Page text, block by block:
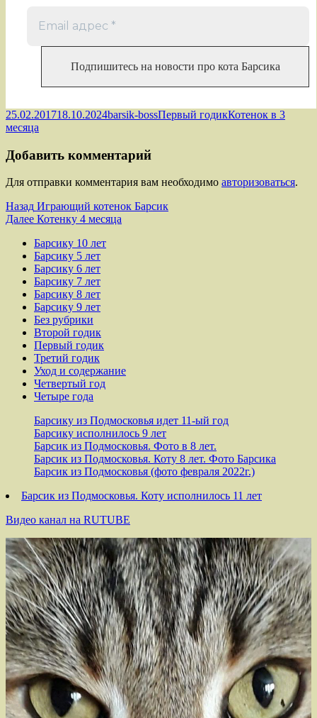
Опубликовано
25.02.201718.10.2024Автор
barsik-bossРубрики
Первый годикМетки
Котенок в 3
месяца
Добавить комментарий
Для отправки комментария вам необходимо авторизоваться.
Навигация
по
записям
Назад Предыдущая
запись:
Играющий котенок Барсик
Далее Следующая
Котенку 4 месяца
Барсику 10 лет
Барсику 5 лет
Барсику 6 лет
Барсику 7 лет
Барсику 8 лет
Барсику 9 лет
Без рубрики
Второй годик
Первый годик
Третий годик
Уход и содержание
Четвертый год
Четыре года
Барсику из Подмосковья идет 11-ый год
Барсику исполнилось 9 лет
Барсик из Подмосковья. Фото в 8 лет.
Барсик из Подмосковья. Коту 8 лет. Фото Барсика
Барсик из Подмосковья (фото февраля 2022г.)
Барсик из Подмосковья. Коту исполнилось 11 лет
Видео канал на RUTUBE